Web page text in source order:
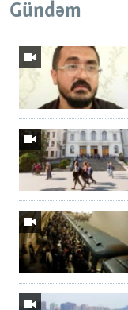
Gündəm